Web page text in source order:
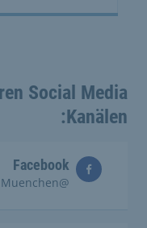
Social Media
Kanälen:
Facebook
@Stadt.Muenchen